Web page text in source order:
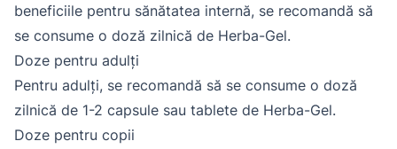
beneficiile pentru sănătatea internă, se recomandă să
se consume o doză zilnică de Herba-Gel.
Doze pentru adulți
Pentru adulți, se recomandă să se consume o doză
zilnică de 1-2 capsule sau tablete de Herba-Gel.
Doze pentru copii